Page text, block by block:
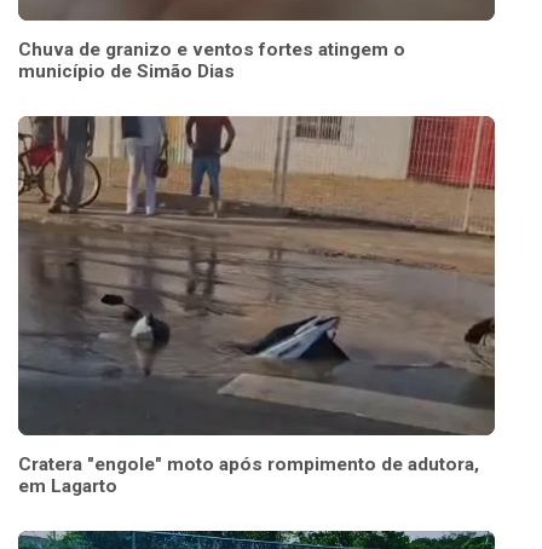
Chuva de granizo e ventos fortes atingem o
município de Simão Dias
Cratera "engole" moto após rompimento de adutora,
em Lagarto